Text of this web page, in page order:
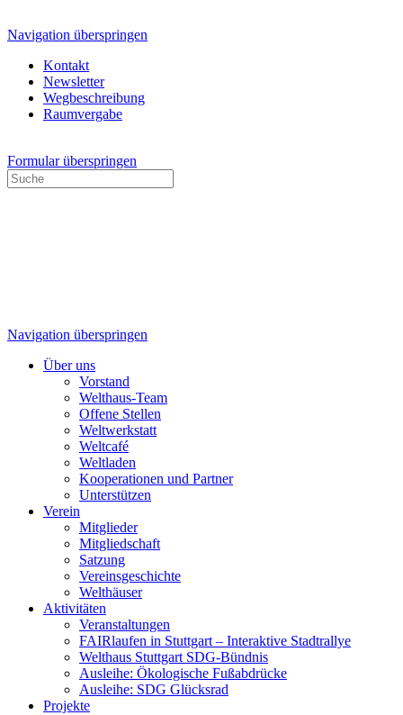
Navigation überspringen
Kontakt
Newsletter
Wegbeschreibung
Raumvergabe
Formular überspringen
Navigation überspringen
Über uns
Vorstand
Welthaus-Team
Offene Stellen
Weltwerkstatt
Weltcafé
Weltladen
Kooperationen und Partner
Unterstützen
Verein
Mitglieder
Mitgliedschaft
Satzung
Vereinsgeschichte
Welthäuser
Aktivitäten
Veranstaltungen
FAIRlaufen in Stuttgart – Interaktive Stadtrallye
Welthaus Stuttgart SDG-Bündnis
Ausleihe: Ökologische Fußabdrücke
Ausleihe: SDG Glücksrad
Projekte